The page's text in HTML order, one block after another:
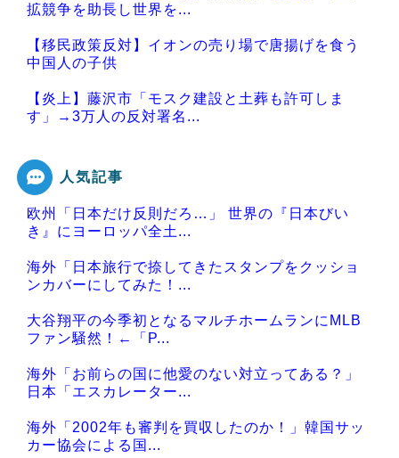
拡競争を助長し世界を...
【移民政策反対】イオンの売り場で唐揚げを食う
中国人の子供
【炎上】藤沢市「モスク建設と土葬も許可しま
す」→3万人の反対署名...
Powered by livedoor 相互RSS
人気記事
欧州「日本だけ反則だろ…」 世界の『日本びい
き』にヨーロッパ全土...
海外「日本旅行で捺してきたスタンプをクッショ
ンカバーにしてみた！...
大谷翔平の今季初となるマルチホームランにMLB
ファン騒然！←「P...
海外「お前らの国に他愛のない対立ってある？」
日本「エスカレーター...
海外「2002年も審判を買収したのか！」韓国サッ
カー協会による国...